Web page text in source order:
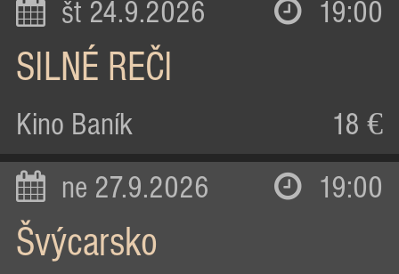
št 24.9.2026 19:00
SILNÉ REČI
Kino Baník 18 €
ne 27.9.2026 19:00
Švýcarsko